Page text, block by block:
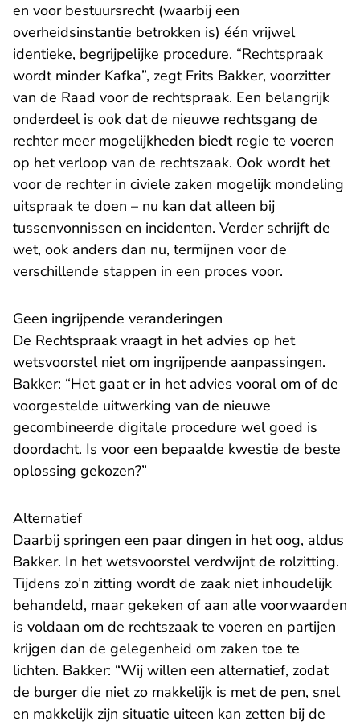
en voor bestuursrecht (waarbij een
overheidsinstantie betrokken is) één vrijwel
identieke, begrijpelijke procedure. “Rechtspraak
wordt minder Kafka”, zegt Frits Bakker, voorzitter
van de Raad voor de rechtspraak. Een belangrijk
onderdeel is ook dat de nieuwe rechtsgang de
rechter meer mogelijkheden biedt regie te voeren
op het verloop van de rechtszaak. Ook wordt het
voor de rechter in civiele zaken mogelijk mondeling
uitspraak te doen – nu kan dat alleen bij
tussenvonnissen en incidenten. Verder schrijft de
wet, ook anders dan nu, termijnen voor de
verschillende stappen in een proces voor.
Geen ingrijpende veranderingen
De Rechtspraak vraagt in het advies op het
wetsvoorstel niet om ingrijpende aanpassingen.
Bakker: “Het gaat er in het advies vooral om of de
voorgestelde uitwerking van de nieuwe
gecombineerde digitale procedure wel goed is
doordacht. Is voor een bepaalde kwestie de beste
oplossing gekozen?”
Alternatief
Daarbij springen een paar dingen in het oog, aldus
Bakker. In het wetsvoorstel verdwijnt de rolzitting.
Tijdens zo’n zitting wordt de zaak niet inhoudelijk
behandeld, maar gekeken of aan alle voorwaarden
is voldaan om de rechtszaak te voeren en partijen
krijgen dan de gelegenheid om zaken toe te
lichten. Bakker: “Wij willen een alternatief, zodat
de burger die niet zo makkelijk is met de pen, snel
en makkelijk zijn situatie uiteen kan zetten bij de